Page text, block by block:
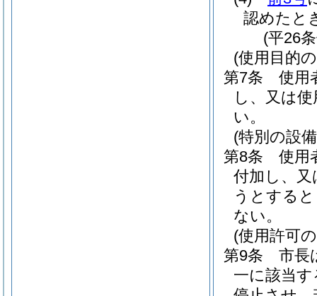
認めたと
(平26
(使用目的
第7条
使用
し、又は
い。
(特別の設
第8条
使用
付加し、
うとする
ない。
(使用許可
第9条
市長
一に該当